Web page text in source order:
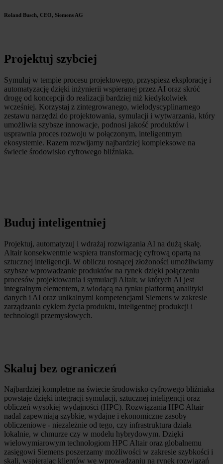
Roland Busch, CEO, Siemens AG
Projektuj szybciej
Symuluj w tempie procesu projektowego, przyspiesz eksplorację i
automatyzację dzięki inżynierii wspieranej przez AI oraz skróć
drogę od koncepcji do realizacji bardziej niż kiedykolwiek
wcześniej. Korzystaj z zintegrowanego, wielodyscyplinarnego
zestawu narzędzi do projektowania, symulacji i wytwarzania, który
umożliwia szybsze innowacje, podnosi jakość produktów i
usprawnia proces rozwoju w połączonym, inteligentnym
ekosystemie. Razem rozwijamy najbardziej kompleksowe na
świecie środowisko cyfrowego bliźniaka.
Buduj inteligentniej
Projektuj, automatyzuj i wdrażaj rozwiązania AI na dużą skalę.
Altair konsekwentnie wspiera transformację cyfrową opartą na
sztucznej inteligencji. W obliczu rosnącej złożoności umożliwiamy
szybsze wprowadzanie produktów na rynek dzięki połączeniu
procesów projektowania i symulacji Altair, w których AI jest
integralnym elementem, z wiodącą na rynku platformą analityki
danych i AI oraz unikalnymi kompetencjami Siemens w zakresie
zarządzania cyklem życia produktu, inteligentnej produkcji i
technologii przemysłowych.
Skaluj bez ograniczeń
Najbardziej kompletne na świecie środowisko cyfrowego bliźniaka
powstaje dzięki integracji symulacji, sztucznej inteligencji oraz
obliczeń wysokiej wydajności (HPC). Rozwiązania HPC Altair
nadal zapewniają szybkie, wydajne i ekonomiczne zasoby
obliczeniowe - niezależnie od tego, czy infrastruktura działa
lokalnie, w chmurze czy w modelu hybrydowym. Dzięki
wielowymiarowym technologiom HPC Altair oraz globalnemu
zasięgowi Siemens poszerzamy możliwości w zakresie szybkości i
skali, wspierając klientów we wprowadzaniu na rynek rozwiązań